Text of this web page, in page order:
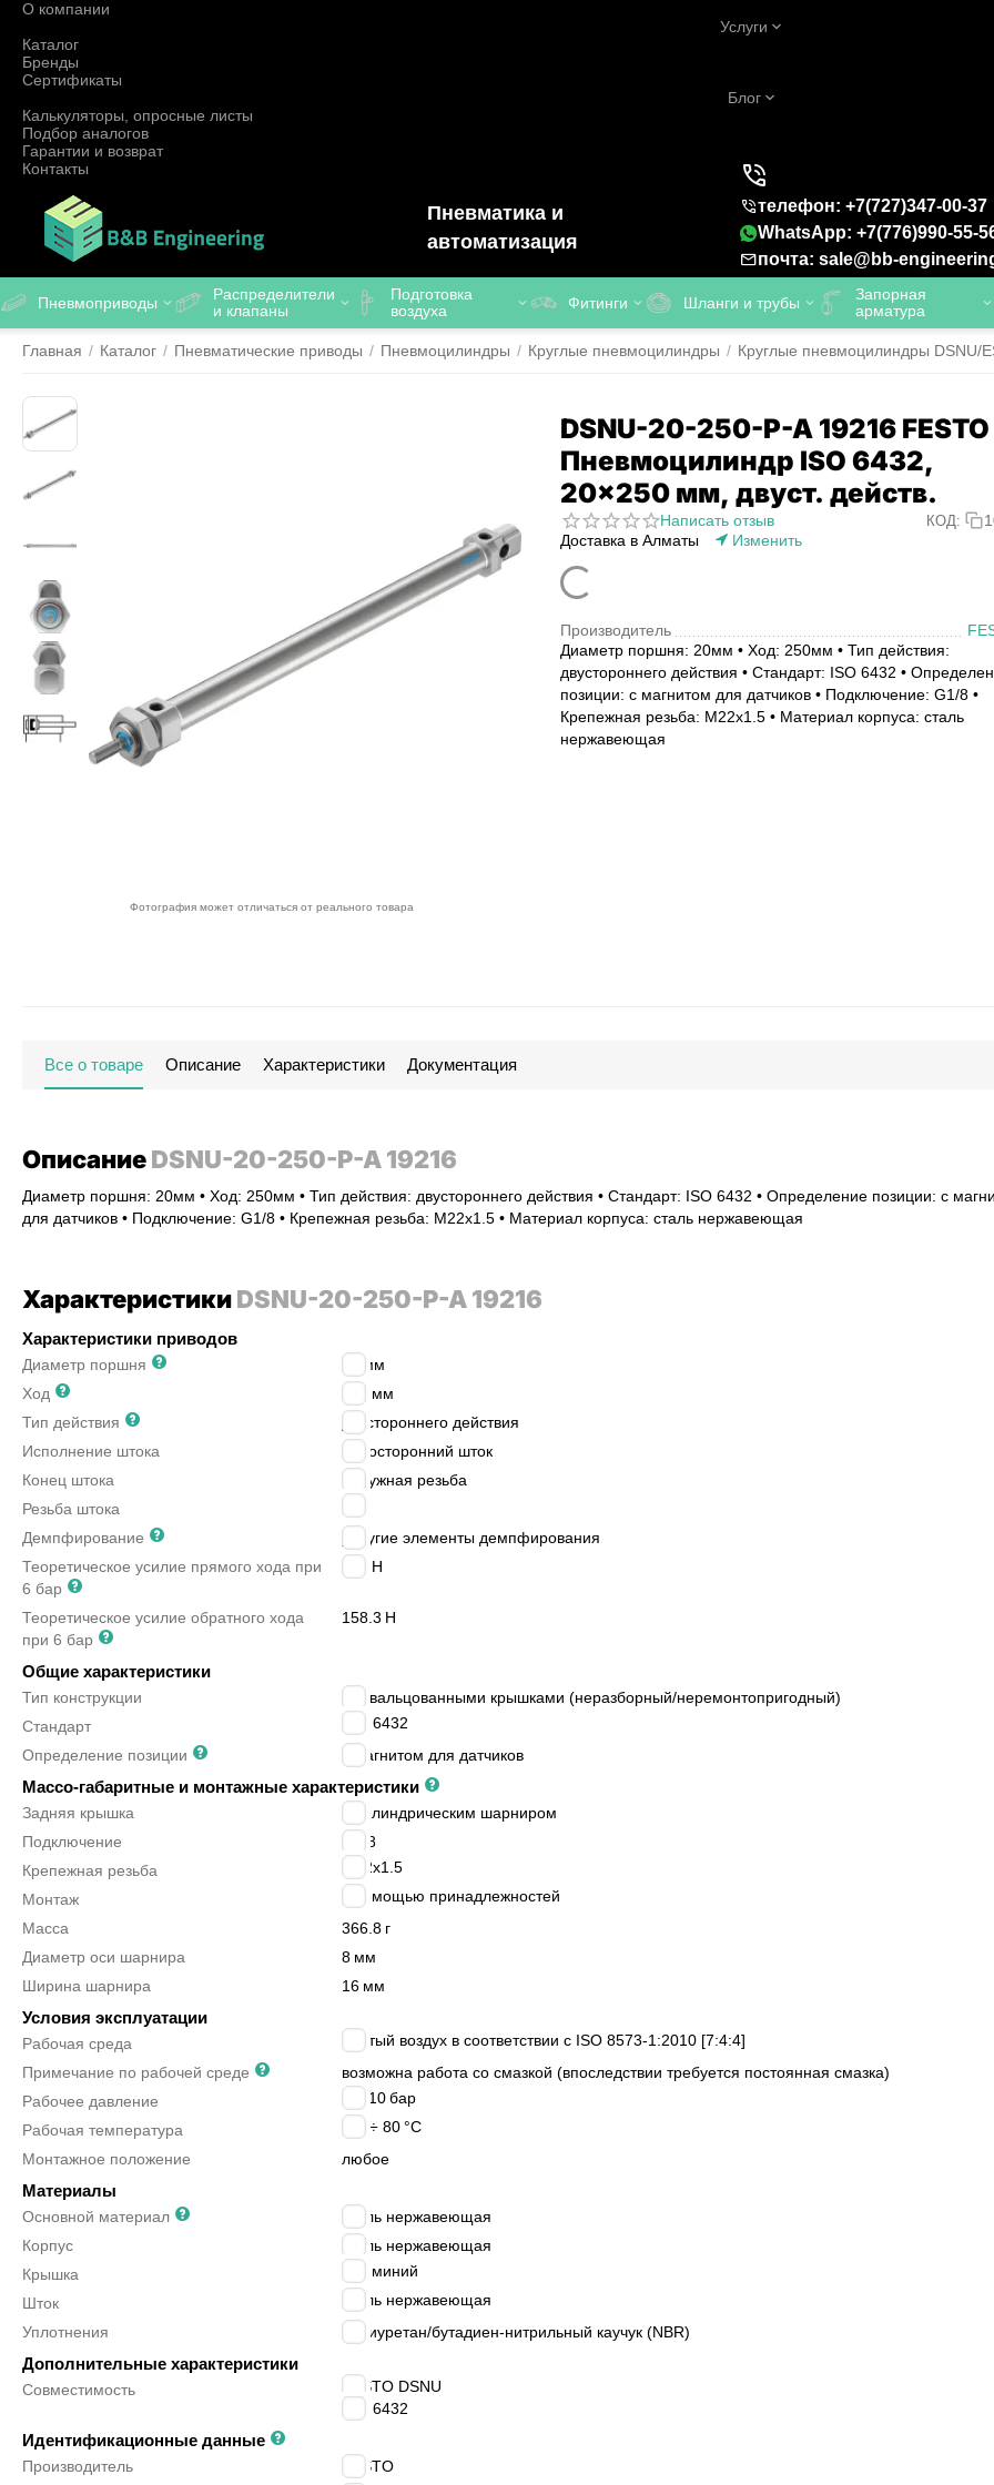
О компании
Услуги
Каталог
Бренды
Сертификаты
Блог
Калькуляторы, опросные листы
Подбор аналогов
Гарантии и возврат
Контакты
Пневматика и
автоматизация
телефон: +7(727)347-00-37
WhatsApp: +7(776)990-55-
почта: sale@bb-
Пневмоприводы
Распределители
и клапаны
Подготовка
воздуха
Фитинги Шланги и трубы
Запорная
арматура
Главная / Каталог / Пневматические приводы / Пневмоцилиндры / Круглые пневмоцилиндры / Круглые пневмоцилиндры DSNU/
Фотография может отличаться от реального товара
DSNU-20-250-P-A 19216
Пневмоцилиндр ISO 6432,
20x250 мм, двуст. действ.
Написать отзыв КОД:
Доставка в Алматы
Изменить
Производитель
Диаметр поршня: 20мм • Ход: 250мм • Тип действия:
двустороннего действия • Стандарт: ISO 6432 •
позиции: с магнитом для датчиков • Подключение: G1/8 •
Крепежная резьба: M22x1.5 • Материал корпуса: сталь
нержавеющая
Все о товаре Описание Характеристики Документация
ОписаниеDSNU-20-250-P-A 19216
Диаметр поршня: 20мм • Ход: 250мм • Тип действия: двустороннего действия • Стандарт: ISO 6432 • Определение позиции: с
для датчиков • Подключение: G1/8 • Крепежная резьба: M22x1.5 • Материал корпуса: сталь нержавеющая
ХарактеристикиDSNU-20-250-P-A 19216
Характеристики приводов
Диаметр поршня
мм
Ход
мм
Тип действия
двустороннего действия
Исполнение штока
односторонний шток
Конец штока
наружная резьба
Резьба штока
Демпфирование
упругие элементы демпфирования
Теоретическое усилие прямого хода при
6 бар
Н
Теоретическое усилие обратного хода
при 6 бар
158.3 Н
Общие характеристики
Тип конструкции
с завальцованными крышками (неразборный/неремонтопригодный)
Стандарт
ISO 6432
Определение позиции
с магнитом для датчиков
Массо-габаритные и монтажные характеристики
Задняя крышка
с цилиндрическим шарниром
Подключение
G1/8
Крепежная резьба
M22x1.5
Монтаж
с помощью принадлежностей
Масса
366.8 г
Диаметр оси шарнира
8 мм
Ширина шарнира
16 мм
Условия эксплуатации
Рабочая среда
сжатый воздух в соответствии с ISO 8573-1:2010 [7:4:4]
Примечание по рабочей среде
возможна работа со смазкой (впоследствии требуется постоянная смазка)
Рабочее давление
1 ÷ 10бар
Рабочая температура
-20 ÷ 80 °C
Монтажное положение
любое
Материалы
Основной материал
сталь нержавеющая
Корпус
сталь нержавеющая
Крышка
алюминий
Шток
сталь нержавеющая
Уплотнения
полиуретан/бутадиен-нитрильный каучук (NBR)
Дополнительные характеристики
Совместимость
FESTO DSNU
ISO 6432
Идентификационные данные
Производитель FESTO